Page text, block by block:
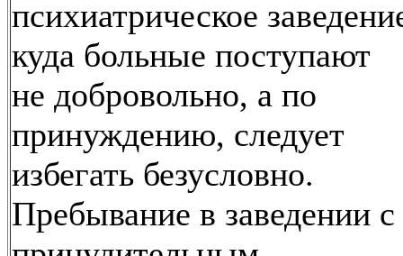
психиатрическое
куда больные поступают
не добровольно, а по
принуждению, следует
избегать безусловно.
Пребывание в заведении с